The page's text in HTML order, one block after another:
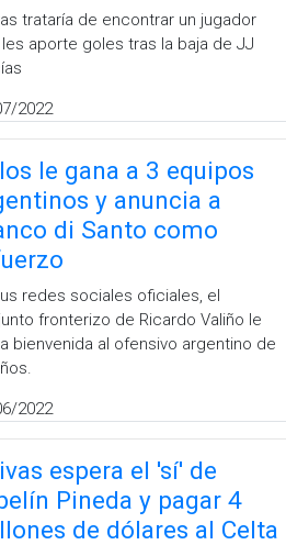
trataría de encontrar un jugador
aporte goles tras la baja de JJ
2022
le gana a 3 equipos
y anuncia a
di Santo como
redes sociales oficiales, el
fronterizo de Ricardo Valiño le
bienvenida al ofensivo argentino de
2022
espera el 'sí' de
Pineda y pagar 4
de dólares al Celta